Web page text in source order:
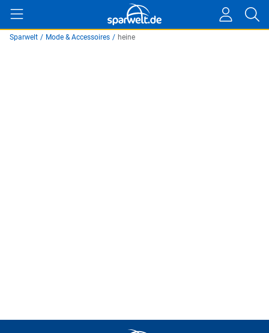
Sparwelt / Mode & Accessoires / heine